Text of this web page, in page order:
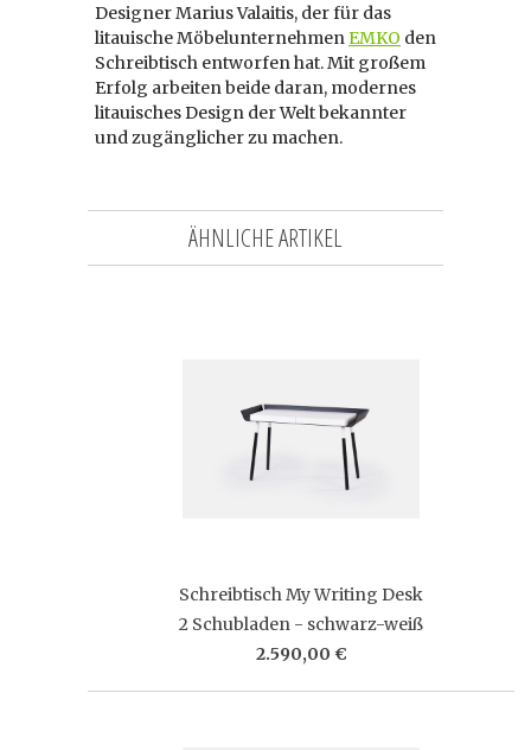
Designer Marius Valaitis, der für das
litauische MöbelunternehmenEMKO den
Schreibtisch entworfen hat. Mit großem
Erfolg arbeiten beide daran, modernes
litauisches Design der Welt bekannter
und zugänglicher zu machen.
ÄHNLICHE ARTIKEL
Schreibtisch My Writing Desk
2 Schubladen - schwarz-weiß
2.590,00 €